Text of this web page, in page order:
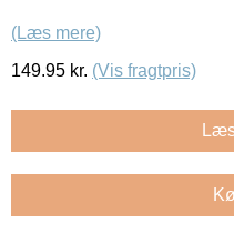
(Læs mere)
149.95 kr. (Vis fragtpris)